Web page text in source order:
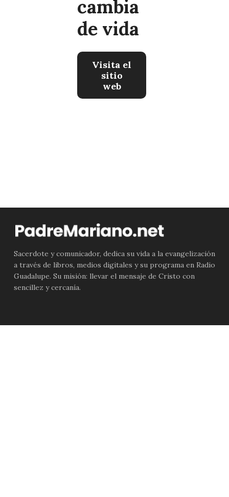
cambia
de vida
Visita el
sitio
web
Sacerdote y comunicador, dedica su vida a la evangelización
a través de libros, medios digitales y su programa en Radio
Guadalupe. Su misión: llevar el mensaje de Cristo con
sencillez y cercanía.